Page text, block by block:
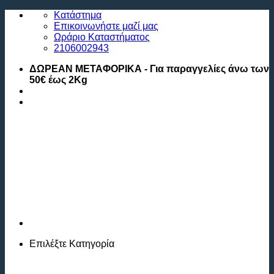
Μετάβαση
περιεχόμενο
Κατάστημα
Επικοινωνήστε μαζί μας
Ωράριο Καταστήματος
2106002943
ΔΩΡΕΑΝ ΜΕΤΑΦΟΡΙΚΑ - Για παραγγελίες άνω των
50€ έως 2Kg
Επιλέξτε Κατηγορία